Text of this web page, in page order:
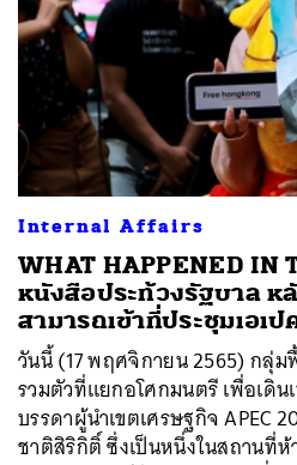
Internal Affairs
WHAT HAPPENED IN
หนังสือประท้วงรัฐบาล ห
สามารถเข้าที่ประชุมเอเป
วันนี้ (17 พฤศจิกายน 2565) กลุ่
รวมตัวที่แยกอโศกมนตรี เพื่อเดิ
บรรดาผู้นำเขตเศรษฐกิจ APEC
ชาติสิริกิติ์ ซึ่งเป็นหนึ่งในสถานที่
ค้นหา
SHARE TWEET